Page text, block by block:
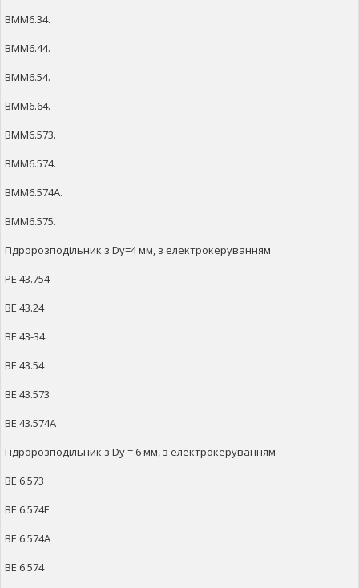
ВММ6.34.
ВММ6.44.
ВММ6.54.
ВММ6.64.
ВММ6.573.
ВММ6.574.
ВММ6.574А.
ВММ6.575.
Гідророзподільник з Dy=4 мм, з електрокеруванням
РЕ 43.754
ВЕ 43.24
ВЕ 43-34
ВЕ 43.54
ВЕ 43.573
ВЕ 43.574А
Гідророзподільник з Dy = 6 мм, з електрокеруванням
ВЕ 6.573
ВЕ 6.574Е
ВЕ 6.574А
ВЕ 6.574